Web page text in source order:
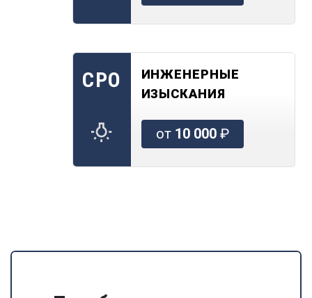
СРО
ИНЖЕНЕРНЫЕ
ИЗЫСКАНИЯ
от 10 000₽